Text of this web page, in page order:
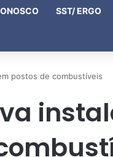
SST/ ERGO
postos de combustíveis